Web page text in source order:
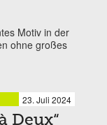
Motiv in der
ohne großes
23. Juli 2024
Deux“